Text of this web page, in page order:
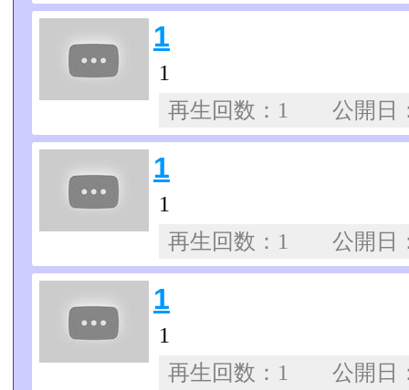
1
1
再生回数：1 公開
1
1
再生回数：1 公開
1
1
再生回数：1 公開